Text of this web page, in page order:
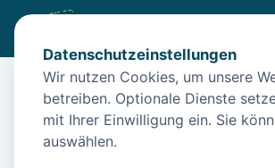
/Unterkünfte /Borkum/
Borkum – Ferienwohnung Strandstr.17 für 4
Borkum – Ferienwohnung
Datenschutzeinstellungen
Wir nutzen Cookies, um unsere
betreiben. Optionale Dienste
mit Ihrer Einwilligung ein. Sie
auswählen.